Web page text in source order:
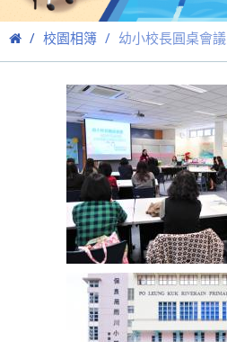
校園相簿 幼小校長圓桌會議